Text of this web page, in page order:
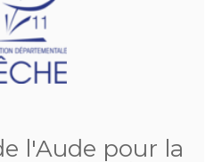
l'Aude pour la